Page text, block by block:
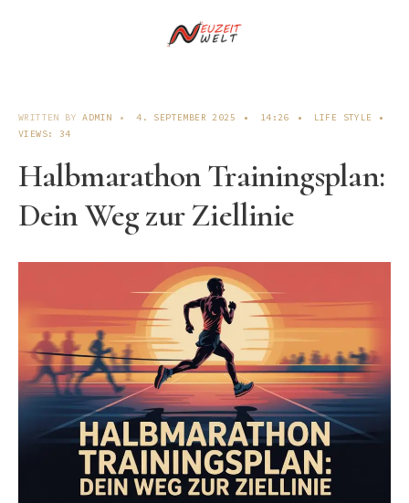
WRITTEN BYADMIN • 4. SEPTEMBER 2025 • 14:26 • LIFE STYLE
•
VIEWS: 34
Halbmarathon Trainingsplan:
Dein Weg zur Ziellinie